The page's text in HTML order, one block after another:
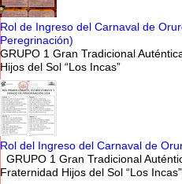
Rol de Ingreso del Carnaval de
Peregrinación)
GRUPO 1 Gran Tradicional
Hijos del Sol “Los
Rol del Ingreso del Carnaval de
GRUPO 1 Gran Tradicional
Fraternidad Hijos del